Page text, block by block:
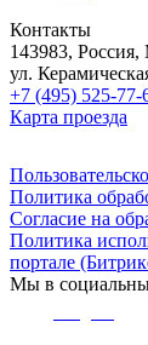
Контакты
143983,
ул.
+7 (495) 525-77-
Карта проезда
Политика
Согласие на
Политика
портале
Мы в